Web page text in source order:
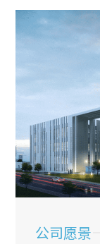
公司愿景